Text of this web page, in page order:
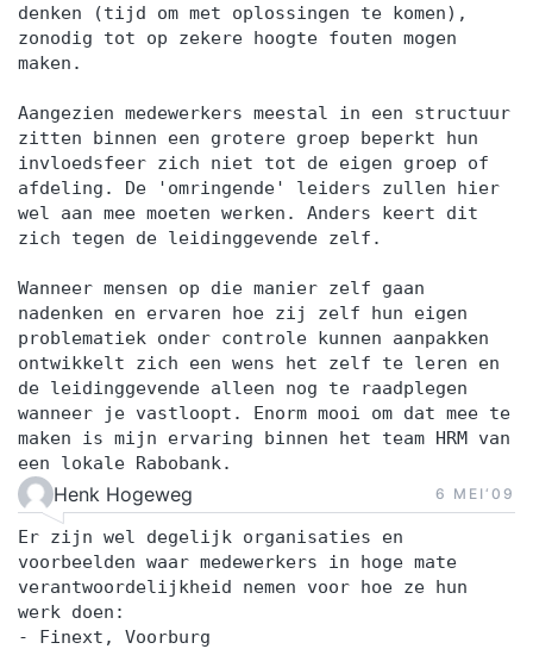
denken (tijd om met oplossingen te komen),
zonodig tot op zekere hoogte fouten mogen
maken.
Aangezien medewerkers meestal in een structuur
zitten binnen een grotere groep beperkt hun
invloedsfeer zich niet tot de eigen groep of
afdeling. De 'omringende' leiders zullen hier
wel aan mee moeten werken. Anders keert dit
zich tegen de leidinggevende zelf.
Wanneer mensen op die manier zelf gaan
nadenken en ervaren hoe zij zelf hun eigen
problematiek onder controle kunnen aanpakken
ontwikkelt zich een wens het zelf te leren en
de leidinggevende alleen nog te raadplegen
wanneer je vastloopt. Enorm mooi om dat mee te
maken is mijn ervaring binnen het team HRM van
een lokale Rabobank.
Henk Hogeweg 6 MEI‘09
Er zijn wel degelijk organisaties en
voorbeelden waar medewerkers in hoge mate
verantwoordelijkheid nemen voor hoe ze hun
werk doen:
- Finext, Voorburg